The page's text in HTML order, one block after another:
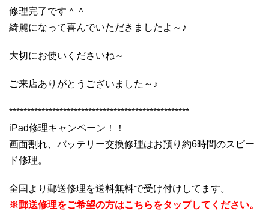
修理完了です＾＾
綺麗になって喜んでいただきましたよ～♪
大切にお使いくださいね～
ご来店ありがとうございました～♪
**************************************************
iPad修理キャンペーン！！
画面割れ、バッテリー交換修理はお預り約6時間のスピー
ド修理。
全国より郵送修理を送料無料で受け付けしてます。
※郵送修理をご希望の方はこちらをタップしてください。